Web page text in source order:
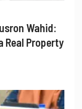
Wahid:
Real Property